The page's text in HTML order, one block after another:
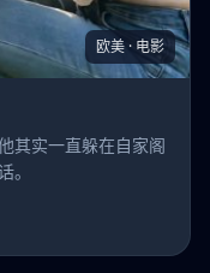
欧美 · 电影
其实一直躲在自家阁
。